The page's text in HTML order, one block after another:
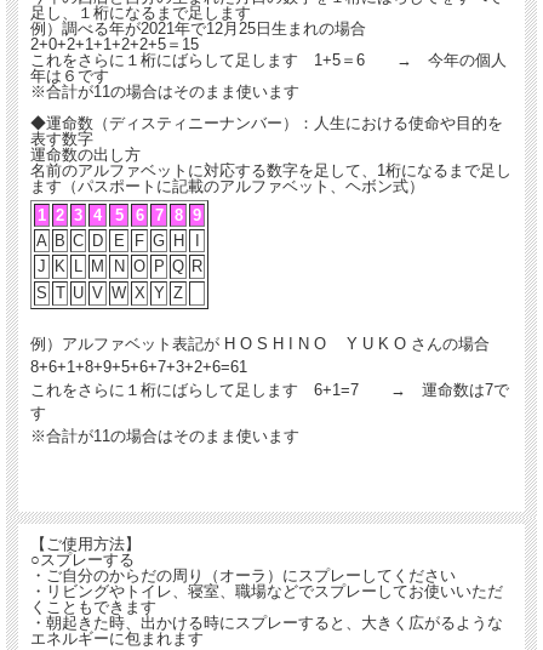
足し、１桁になるまで足します
例）調べる年が2021年で12月25日生まれの場合
2+0+2+1+1+2+2+5＝15
これをさらに１桁にばらして足します 1+5＝6 → 今年の個人
年は６です
※合計が11の場合はそのまま使います
◆運命数（ディスティニーナンバー）：人生における使命や目的を
表す数字
運命数の出し方
名前のアルファベットに対応する数字を足して、1桁になるまで足し
ます（パスポートに記載のアルファベット、ヘボン式）
1 2 3 4 5 6 7 8 9
A B C D E F G H
J
K L M N O P Q R
S T U V W X Y Z
例）アルファベット表記が H O S H I N O Y U K O さんの場合
8+6+1+8+9+5+6+7+3+2+6=61
これをさらに１桁にばらして足します 6+1=7 → 運命数は7で
す
※合計が11の場合はそのまま使います
【ご使用方法】
○スプレーする
・ご自分のからだの周り（オーラ）にスプレーしてください
・リビングやトイレ、寝室、職場などでスプレーしてお使いいただ
くこともできます
・朝起きた時、出かける時にスプレーすると、大きく広がるような
エネルギーに包まれます